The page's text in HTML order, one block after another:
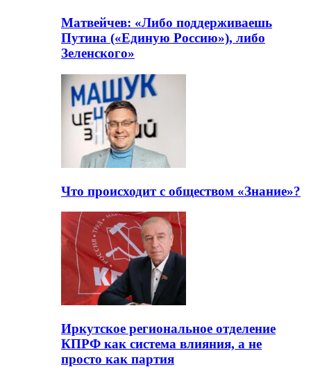
Матвейчев: «Либо поддерживаешь
Путина («Единую Россию»), либо
Зеленского»
Что происходит с обществом «Знание»?
Иркутское региональное отделение
КПРФ как система влияния, а не
просто как партия